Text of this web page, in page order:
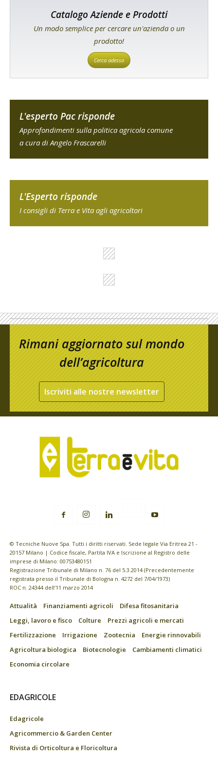
Catalogo Aziende e Prodotti
Un modo semplice per cercare un'azienda o un
prodotto!
Cerca adesso
L'esperto Pac risponde
Approfondimenti sulla politica agricola comune
a cura di Angelo Frascarelli
L'Esperto risponde
I consigli di Terra e Vita agli agricoltori
Rimani aggiornato sul mondo
dell’agricoltura
Iscriviti alle nostre newsletter
© Tecniche Nuove Spa. Tutti i diritti riservati. Sede legale Via Eritrea 21 -
20157 Milano | Codice fiscale, Partita IVA e Iscrizione al Registro delle
imprese di Milano: 00753480151
Registrazione Tribunale di Milano n. 76 del 5.3.2014 (Precedentemente
registrata presso il Tribunale di Bologna n. 4272 del 7/04/1973)
ROC n. 24344 dell’11 marzo 2014
Attualità Finanziamenti agricoli
Difesa fitosanitaria
Leggi, lavoro e fisco
Colture
Prezzi agricoli e mercati
Fertilizzazione
Irrigazione Zootecnia
Energie rinnovabili
Agricoltura biologica
Biotecnologie
Cambiamenti climatici
Economia circolare
EDAGRICOLE
Edagricole
Agricommercio & Garden Center
Rivista di Orticoltura e Floricoltura